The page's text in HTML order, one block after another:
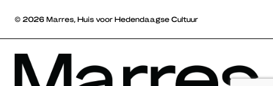
© 2026 Marres, Huis voor Hedendaagse Cultuur